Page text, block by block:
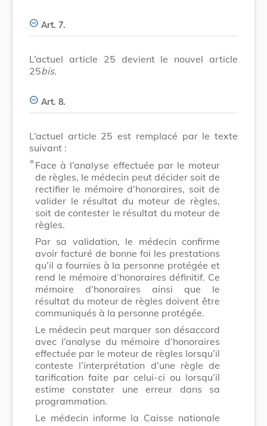
Art. 7.
L’actuel article 25 devient le nouvel article
25bis.
Art. 8.
L’actuel article 25 est remplacé par le texte
suivant :
​ «Face à l’analyse effectuée par le moteur
de règles, le médecin peut décider soit de
rectifier le mémoire d’honoraires, soit de
valider le résultat du moteur de règles,
soit de contester le résultat du moteur de
règles.
Par sa validation, le médecin confirme
avoir facturé de bonne foi les prestations
qu’il a fournies à la personne protégée et
rend le mémoire d’honoraires définitif. Ce
mémoire d’honoraires ainsi que le
résultat du moteur de règles doivent être
communiqués à la personne protégée.
Le médecin peut marquer son désaccord
avec l’analyse du mémoire d’honoraires
effectuée par le moteur de règles lorsqu’il
conteste l’interprétation d’une règle de
tarification faite par celui-ci ou lorsqu’il
estime constater une erreur dans sa
programmation.
Le médecin informe la Caisse nationale